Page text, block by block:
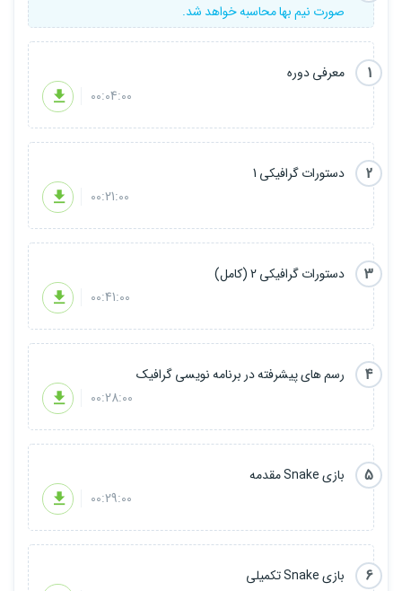
صورت نیم بها محاسبه خواهد شد.
1
معرفی دوره
00:04:00
2
دستورات گرافیکی 1
00:21:00
3
دستورات گرافیکی 2 (کامل)
00:41:00
4
رسم های پیشرفته در برنامه نویسی گرافیک
00:28:00
5
بازی Snake مقدمه
00:29:00
6
بازی Snake تکمیلی